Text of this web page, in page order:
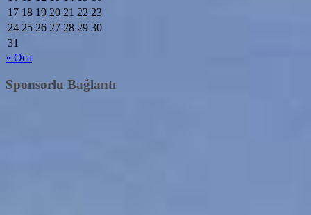
17 18 19 20 21 22 23
24 25 26 27 28 29 30
31
« Oca
Sponsorlu Bağlantı